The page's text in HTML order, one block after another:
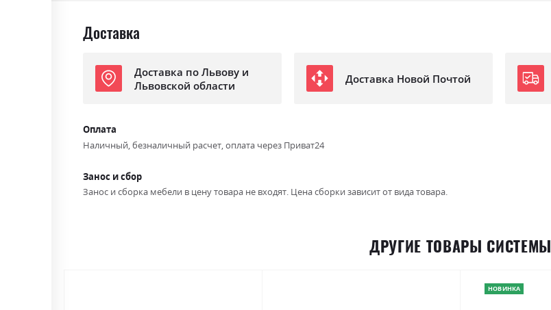
Доставка
Доставка по Львову и
Львовской области
Доставка Новой Почтой
Оплата
Наличный, безналичный расчет, оплата через Приват24
Занос и сбор
Занос и сборка мебели в цену товара не входят. Цена сборки зависит от вида товара.
ДРУГИЕ ТОВАРЫ СИСТЕМЫ
НОВИНКА